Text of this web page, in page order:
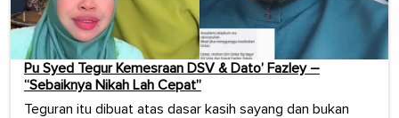
Pu Syed Tegur Kemesraan DSV & Dato’ Fazley –
“Sebaiknya Nikah Lah Cepat”
Teguran itu dibuat atas dasar kasih sayang dan bukan